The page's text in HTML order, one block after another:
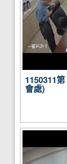
1150311
會處)